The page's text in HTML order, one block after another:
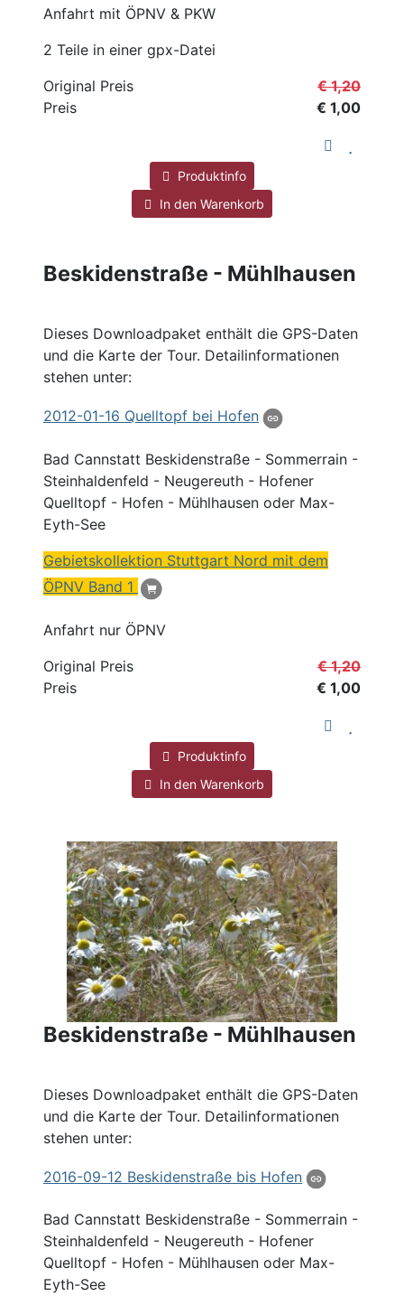
Anfahrt mit ÖPNV & PKW
2 Teile in einer gpx-Datei
Original Preis
€ 1,20
Preis
€ 1,00
Produktinfo
In den Warenkorb
Beskidenstraße - Mühlhausen
Dieses Downloadpaket enthält die GPS-Daten
und die Karte der Tour. Detailinformationen
stehen unter:
2012-01-16 Quelltopf bei Hofen
Bad Cannstatt Beskidenstraße - Sommerrain -
Steinhaldenfeld - Neugereuth - Hofener
Quelltopf - Hofen - Mühlhausen oder Max-
Eyth-See
Gebietskollektion Stuttgart Nord mit dem
ÖPNV Band 1
Anfahrt nur ÖPNV
Original Preis
€ 1,20
Preis
€ 1,00
Produktinfo
In den Warenkorb
Beskidenstraße - Mühlhausen
Dieses Downloadpaket enthält die GPS-Daten
und die Karte der Tour. Detailinformationen
stehen unter:
2016-09-12 Beskidenstraße bis Hofen
Bad Cannstatt Beskidenstraße - Sommerrain -
Steinhaldenfeld - Neugereuth - Hofener
Quelltopf - Hofen - Mühlhausen oder Max-
Eyth-See